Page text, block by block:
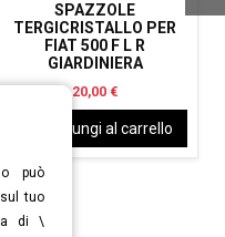
SPAZZOLE
TERGICRISTALLO PER
FIAT 500 F L R
GIARDINIERA
20,00 €
Aggiungi al carrello
può
tuo
di \